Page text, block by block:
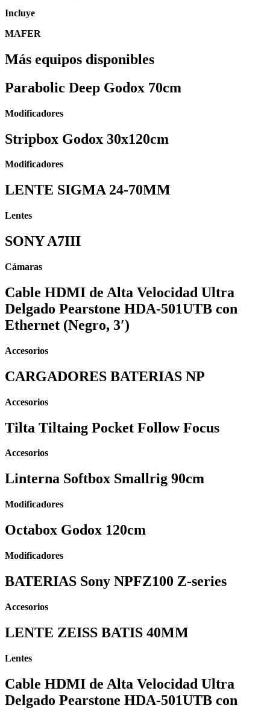
Incluye
MAFER
Más equipos disponibles
Parabolic Deep Godox 70cm
Modificadores
⁠⁠Stripbox Godox 30x120cm
Modificadores
LENTE SIGMA 24-70MM
Lentes
SONY A7III
Cámaras
Cable HDMI de Alta Velocidad Ultra
Delgado Pearstone HDA-501UTB con
Ethernet (Negro, 3′)
Accesorios
CARGADORES BATERIAS NP
Accesorios
Tilta Tiltaing Pocket Follow Focus
Accesorios
Linterna Softbox Smallrig 90cm
Modificadores
Octabox Godox 120cm
Modificadores
BATERIAS Sony NPFZ100 Z-series
Accesorios
LENTE ZEISS BATIS 40MM
Lentes
Cable HDMI de Alta Velocidad Ultra
Delgado Pearstone HDA-501UTB con